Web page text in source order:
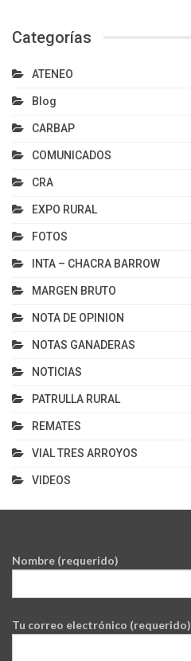
Categorías
ATENEO
Blog
CARBAP
COMUNICADOS
CRA
EXPO RURAL
FOTOS
INTA – CHACRA BARROW
MARGEN BRUTO
NOTA DE OPINION
NOTAS GANADERAS
NOTICIAS
PATRULLA RURAL
REMATES
VIAL TRES ARROYOS
VIDEOS
Nombre (requerido)
Tu correo electrónico (requerido)